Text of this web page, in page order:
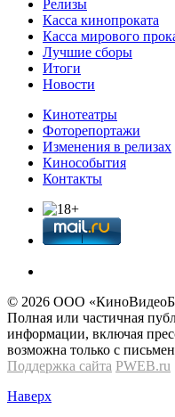
Релизы
Касса кинопроката
Касса мирового
Лучшие сборы
Итоги
Новости
Кинотеатры
Фоторепортажи
Изменения в релизах
Кинособытия
Контакты
© 2026 OOО
Полная или частичная
информации, включая
возможна только с
Поддержка сайта PWEB.ru
Наверх